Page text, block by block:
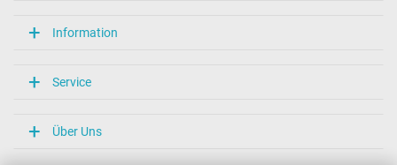
Information
Service
Über Uns